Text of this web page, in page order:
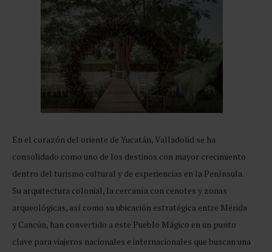
En el corazón del oriente de Yucatán, Valladolid se ha
consolidado como uno de los destinos con mayor crecimiento
dentro del turismo cultural y de experiencias en la Península.
Su arquitectura colonial, la cercanía con cenotes y zonas
arqueológicas, así como su ubicación estratégica entre Mérida
y Cancún, han convertido a este Pueblo Mágico en un punto
clave para viajeros nacionales e internacionales que buscan una